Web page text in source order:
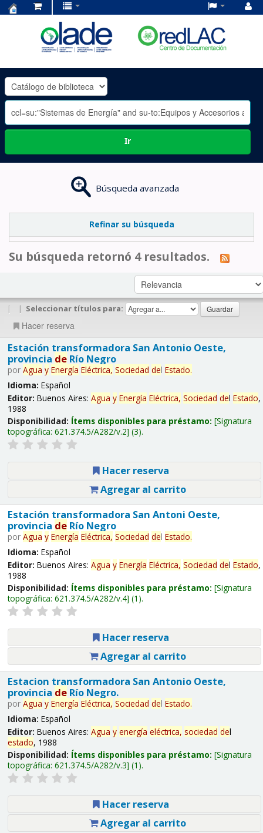
OLADE
-
Ir
Búsqueda avanzada
Refinar su búsqueda
Su búsqueda retornó 4 resultados.
| | Seleccionar títulos para:
Hacer reserva
Estación transformadora San Antonio Oeste,
provincia deRío Negro
por Agua y Energía Eléctrica, Sociedad del Estado.
Idioma: Español
Editor: Buenos Aires: Agua y Energía Eléctrica, Sociedad del Estado,
1988
Disponibilidad: Ítems disponibles para préstamo: Signatura
topográfica: 621.374.5/A282/v.2 (3).
Hacer reserva
Agregar al carrito
Estación transformadora San Antoni Oeste,
provincia deRío Negro
por Agua y Energía Eléctrica, Sociedad del Estado.
Idioma: Español
Editor: Buenos Aires: Agua y Energía Eléctrica, Sociedad del Estado,
1988
Disponibilidad: Ítems disponibles para préstamo: Signatura
topográfica: 621.374.5/A282/v.4 (1).
Hacer reserva
Agregar al carrito
Estacion transformadora San Antonio Oeste,
provincia deRío Negro.
por Agua y Energía Eléctrica, Sociedad del Estado.
Idioma: Español
Editor: Buenos Aires: Agua y energía eléctrica, sociedad del
estado, 1988
Disponibilidad: Ítems disponibles para préstamo: Signatura
topográfica: 621.374.5/A282/v.3 (1).
Hacer reserva
Agregar al carrito